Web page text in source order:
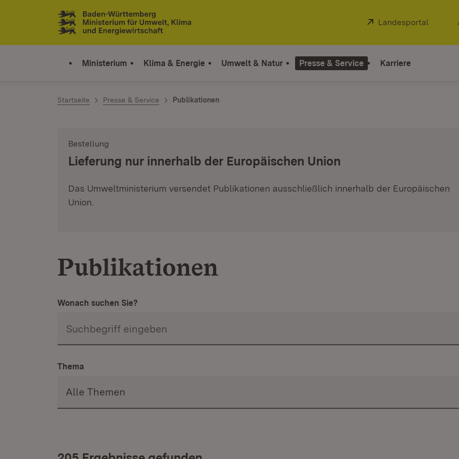
Zum Inhalt springen
Link zur Startseite
Extern:
Landesportal
Ministerium Klima & Energie Umwelt & Natur Presse & Service Karriere
Startseite Presse & Service Publikationen
Bestellung
Lieferung nur innerhalb der Europäischen Union
Das Umweltministerium versendet Publikationen ausschließlich innerhalb der Europäischen
Union.
Publikationen
Wonach suchen Sie?
Thema